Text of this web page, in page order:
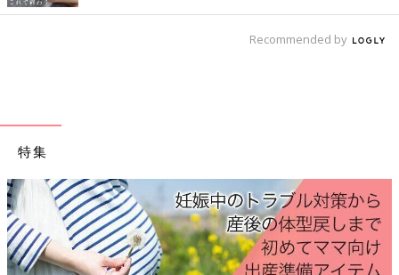
月の赤ちゃんのお世話も写真＆イラストでわかりやすく紹介しま
Recommended by
特集